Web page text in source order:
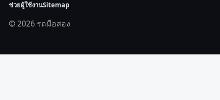
ช่วยผู้ใช้งานSitemap
© 2026 รถมือสอง